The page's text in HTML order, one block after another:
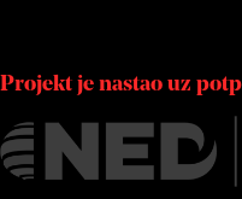
Projekt je nastao uz